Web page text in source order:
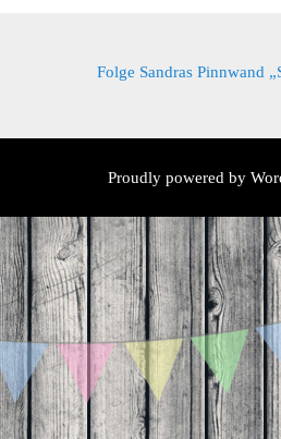
Folge Sandras Pinnwand
Proudly powered by